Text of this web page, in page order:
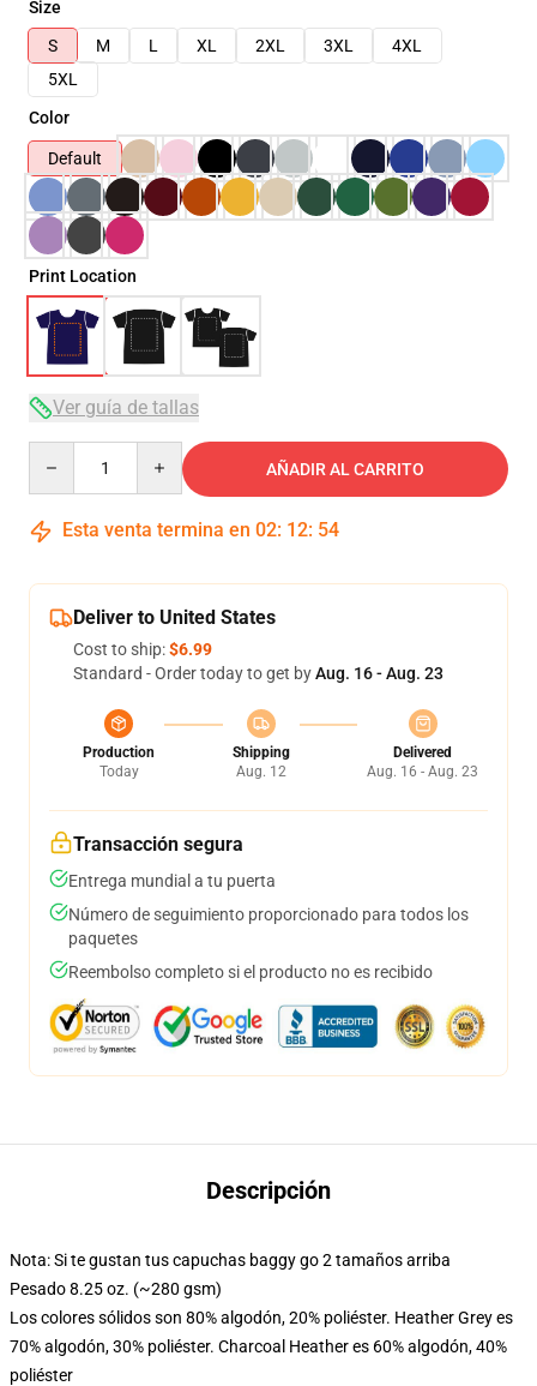
Size
S
M L XL 2XL 3XL
4XL
5XL
Color
Default
Print Location
Ver guía de tallas
AÑADIR AL CARRITO
Esta venta termina en 02: 12: 54
Deliver to United States
Cost to ship:$6.99
Standard - Order today to get byAug. 16 - Aug. 23
Production
Today
Shipping
Aug. 12
Delivered
Aug. 16 - Aug. 23
Transacción segura
Entrega mundial a tu puerta
Número de seguimiento proporcionado para todos los
paquetes
Reembolso completo si el producto no es recibido
Descripción
Nota: Si te gustan tus capuchas baggy go 2 tamaños arriba
Pesado 8.25 oz. (~280 gsm)
Los colores sólidos son 80% algodón, 20% poliéster. Heather Grey es
70% algodón, 30% poliéster. Charcoal Heather es 60% algodón, 40%
poliéster